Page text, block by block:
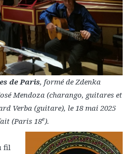
de Paris, formé de Zdenka
Mendoza (charango, guitares et
Verba (guitare), le 18 mai 2025
(Paris 18e).
fil